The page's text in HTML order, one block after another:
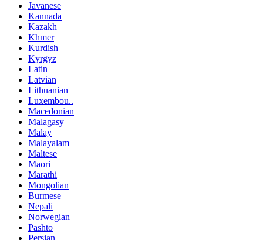
Javanese
Kannada
Kazakh
Khmer
Kurdish
Kyrgyz
Latin
Latvian
Lithuanian
Luxembou..
Macedonian
Malagasy
Malay
Malayalam
Maltese
Maori
Marathi
Mongolian
Burmese
Nepali
Norwegian
Pashto